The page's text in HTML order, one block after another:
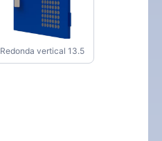
Redonda vertical 13.5